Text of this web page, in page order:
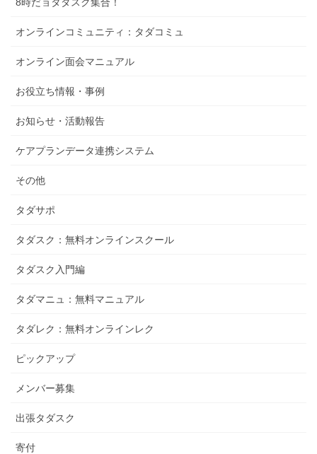
8時だョタダスク集合！
オンラインコミュニティ：タダコミュ
オンライン面会マニュアル
お役立ち情報・事例
お知らせ・活動報告
ケアプランデータ連携システム
その他
タダサポ
タダスク：無料オンラインスクール
タダスク入門編
タダマニュ：無料マニュアル
タダレク：無料オンラインレク
ピックアップ
メンバー募集
出張タダスク
寄付